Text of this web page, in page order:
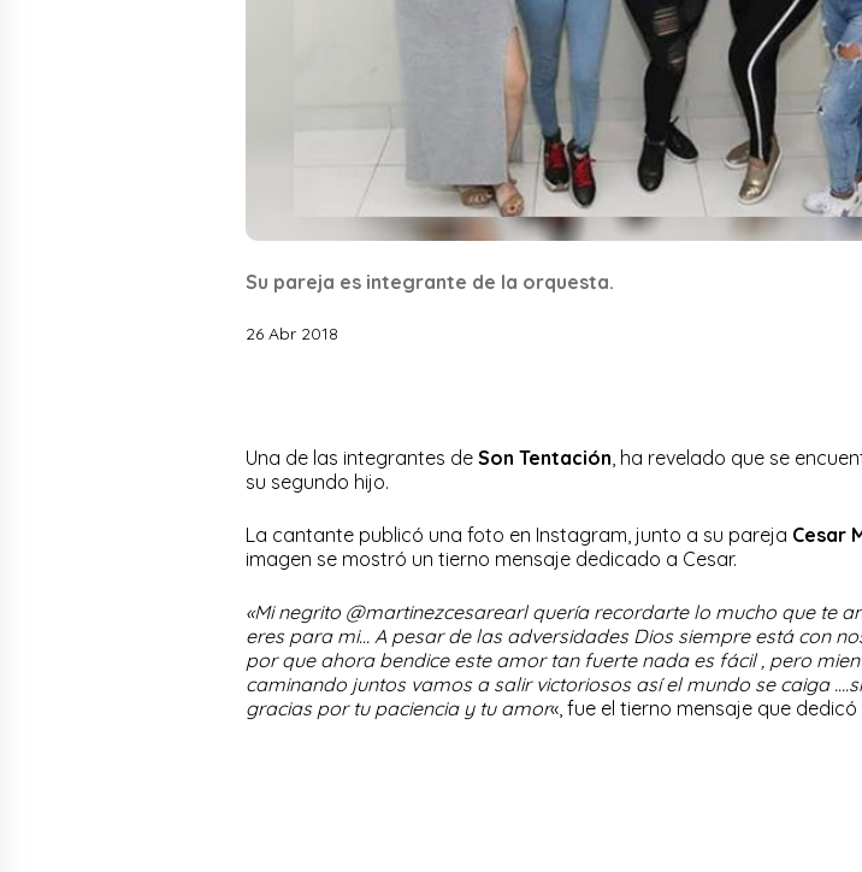
Su pareja es integrante de la orquesta.
26 Abr 2018
Una de las integrantes de Son Tentación , ha revelado que se
su segundo hijo.
La cantante publicó una foto en Instagram, junto a su pareja Cesar
imagen se mostró un tierno mensaje dedicado a Cesar.
«Mi negrito @martinezcesarearl quería recordarte lo mucho que te
eres para mi… A pesar de las adversidades Dios siempre está con
por que ahora bendice este amor tan fuerte nada es fácil , pero
caminando juntos vamos a salir victoriosos así el mundo se caiga
gracias por tu paciencia y tu amor«, fue el tierno mensaje que